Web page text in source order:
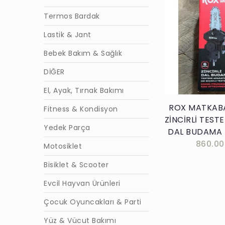
Termos Bardak
Lastik & Jant
Bebek Bakım & Sağlık
DİĞER
El, Ayak, Tırnak Bakımı
Fitness & Kondisyon
Yedek Parça
Motosiklet
Bisiklet & Scooter
Evcil Hayvan Ürünleri
Çocuk Oyuncakları & Parti
Yüz & Vücut Bakımı
Sepete
ROX
ZİNCİRLİ
DAL BUDAMA